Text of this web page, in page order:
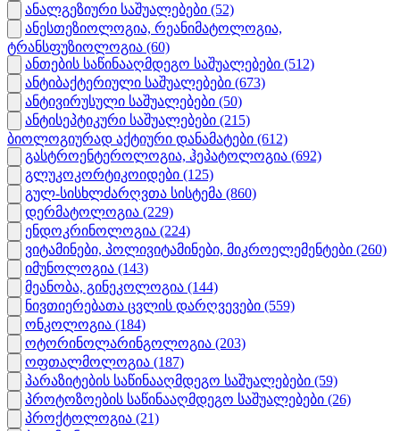
ანალგეზიური საშუალებები (52)
ანესთეზიოლოგია, რეანიმატოლოგია,
ტრანსფუზიოლოგია (60)
ანთების საწინააღმდეგო საშუალებები (512)
ანტიბაქტერიული საშუალებები (673)
ანტივირუსული საშუალებები (50)
ანტისეპტიკური საშუალებები (215)
ბიოლოგიურად აქტიური დანამატები (612)
გასტროენტეროლოგია, ჰეპატოლოგია (692)
გლუკოკორტიკოიდები (125)
გულ-სისხლძარღვთა სისტემა (860)
დერმატოლოგია (229)
ენდოკრინოლოგია (224)
ვიტამინები, პოლივიტამინები, მიკროელემენტები (260)
იმუნოლოგია (143)
მეანობა, გინეკოლოგია (144)
ნივთიერებათა ცვლის დარღვევები (559)
ონკოლოგია (184)
ოტორინოლარინგოლოგია (203)
ოფთალმოლოგია (187)
პარაზიტების საწინააღმდეგო საშუალებები (59)
პროტოზოების საწინააღმდეგო საშუალებები (26)
პროქტოლოგია (21)